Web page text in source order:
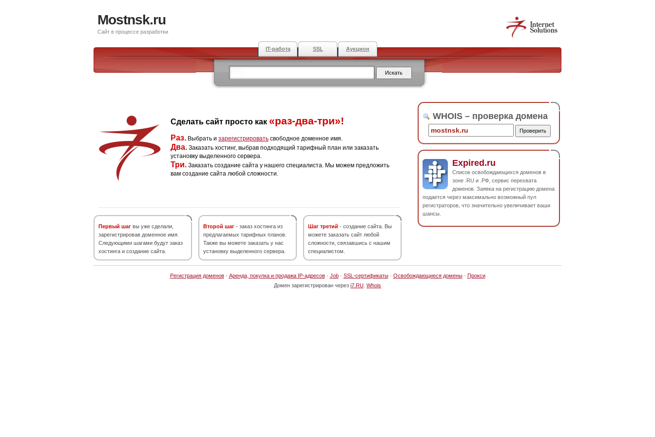
Mostnsk.ru
Сайт в процессе разработки
IT-работа SSL Аукцион
Сделать сайт просто как «раз-два-три»!
Раз. Выбрать и зарегистрировать свободное доменное имя.
Два. Заказать хостинг, выбрав подходящий тарифный план или заказать
установку выделенного сервера.
Три. Заказать создание сайта у нашего специалиста. Мы можем предложить
вам создание сайта любой сложности.
Первый шаг вы уже сделали,
зарегистрировав доменное имя.
Следующими шагами будут заказ
хостинга и создание сайта.
Второй шаг - заказ хостинга из
предлагаемых тарифных планов.
Также вы можете заказать у нас
установку выделенного сервера.
Шаг третий - создание сайта. Вы
можете заказать сайт любой
сложности, связавшись с нашим
специалистом.
WHOIS – проверка домена
Expired.ru
Список освобождающихся доменов в
зоне .RU и .РФ, сервис перехвата
доменов. Заявка на регистрацию домена
подается через максимально возможный пул
регистраторов, что значительно увеличивает ваши
шансы.
Регистрация доменов· Аренда, покупка и продажа IP-адресов· Job· SSL-сертификаты· Освобождающиеся домены· Прокси
Домен зарегистрирован через i7.RU Whois